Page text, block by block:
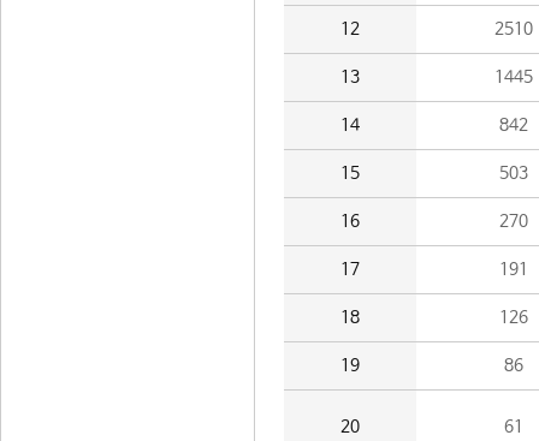
12 2510
13 1445
14 842
15 503
16 270
17 191
18 126
19 86
20 61